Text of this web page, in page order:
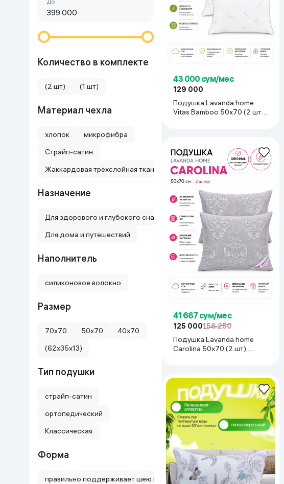
Спортивные товары
Автотовары
Детские товары
Ювелирные изделия
Товары для дома
Одежда и Обувь
Очки виртуальной реальности
Умные очки
Количество в комплекте
(2 шт) (1 шт)
Материал чехла
хлопок
микрофибра
Страйп-сатин
Жаккардовая трёхслойная ткань с Aloe Vera
Назначение
Для здорового и глубокого сна
Для дома и путешествий
Наполнитель
силиконовое волокно
Размер
70x70 50x70
40x70
(62x35x13)
Тип подушки
страйп-сатин
ортопедический
Классическая
Форма
правильно поддерживает шею и спину
43 000 сум/мес
129 000
Подушка Lavanda home
Vitas Bamboo 50x70 (2 шт),
41 667 сум/мес
125 000156 250
Подушка Lavanda home
Carolina 50x70 (2 шт),